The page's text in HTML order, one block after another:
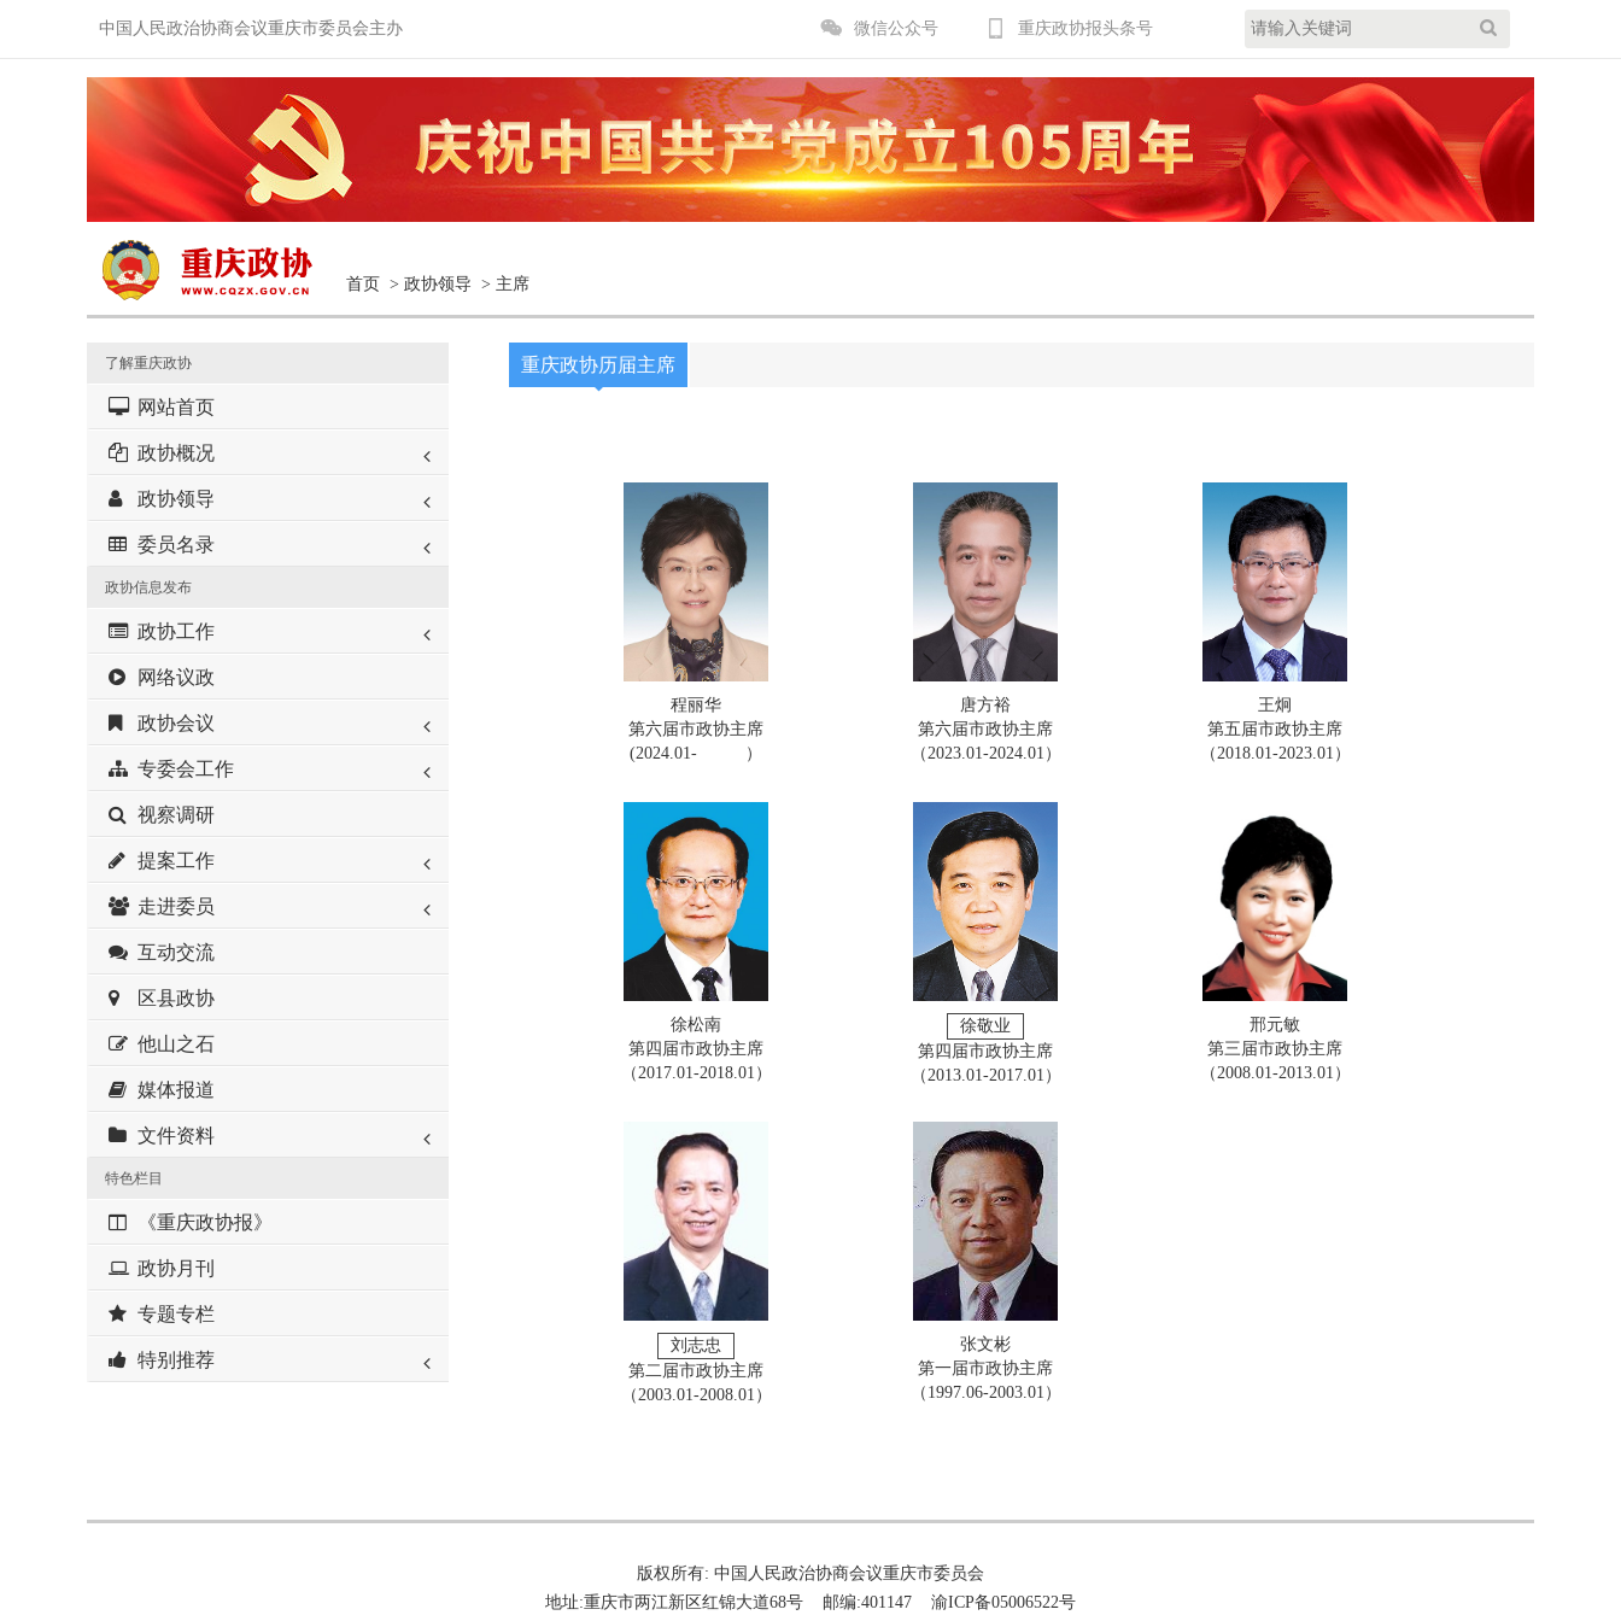
中国人民政治协商会议重庆市委员会主办 微信公众号 重庆政协报头条号
首页 > 政协领导 > 主席
了解重庆政协
网站首页
政协概况
政协领导
委员名录
政协信息发布
政协工作
网络议政
政协会议
专委会工作
视察调研
提案工作
走进委员
互动交流
区县政协
他山之石
媒体报道
文件资料
特色栏目
《重庆政协报》
政协月刊
专题专栏
特别推荐
重庆政协历届主席
程丽华
第六届市政协主席
(2024.01- ）
唐方裕
第六届市政协主席
（2023.01-2024.01）
王炯
第五届市政协主席
（2018.01-2023.01）
​徐松南
第四届市政协主席
（2017.01-2018.01）
徐敬业
第四届市政协主席
（2013.01-2017.01）
邢元敏
第三届市政协主席
（2008.01-2013.01）
刘志忠
第二届市政协主席
（2003.01-2008.01）
张文彬
第一届市政协主席
（1997.06-2003.01）
版权所有: 中国人民政治协商会议重庆市委员会
地址:重庆市两江新区红锦大道68号 邮编:401147 渝ICP备05006522号